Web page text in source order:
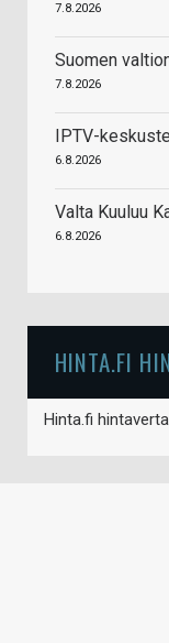
7.8.2026
Suomen
7.8.2026
IPTV-
6.8.2026
Valta Kuuluu
6.8.2026
HINTA.FI
Hinta.fi